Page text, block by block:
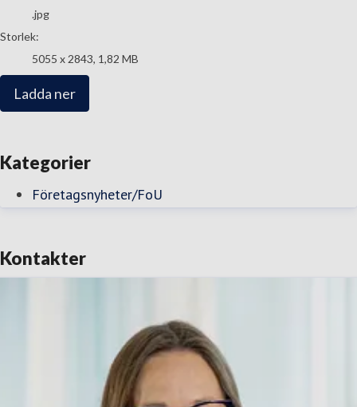
.jpg
Storlek:
5055 x 2843, 1,82 MB
Ladda ner
Kategorier
Företagsnyheter/FoU
Kontakter